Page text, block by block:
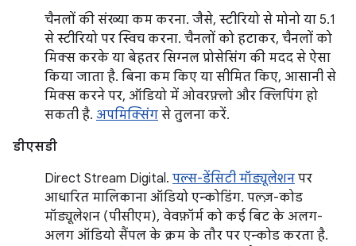
चैनलों की संख्या कम करना. जैसे, स्टीरियो से मोनो या 5.1
से स्टीरियो पर स्विच करना. चैनलों को हटाकर, चैनलों को
मिक्स करके या बेहतर सिग्नल प्रोसेसिंग की मदद से ऐसा
किया जाता है. बिना कम किए या सीमित किए, आसानी से
मिक्स करने पर, ऑडियो में ओवरफ़्लो और क्लिपिंग हो
सकती है. अपमिक्सिंग से तुलना करें.
डीएसडी
Direct Stream Digital. पल्स-डेंसिटी मॉड्यूलेशन पर
आधारित मालिकाना ऑडियो एन्कोडिंग. पल्ज़-कोड
मॉड्यूलेशन (पीसीएम), वेवफ़ॉर्म को कई बिट के अलग-
अलग ऑडियो सैंपल के क्रम के तौर पर एन्कोड करता है.